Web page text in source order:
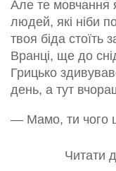
Але те мовчання
людей, які ніби
твоя біда стоїть
Вранці, ще до
Грицько
день, а тут
— Мамо, ти чого
Читати